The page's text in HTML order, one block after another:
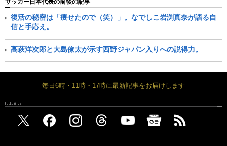
サッカー日本代表の前後の記事
復活の秘密は「痩せたので（笑）」。なでしこ岩渕真奈が語る自
信と手応え。
高萩洋次郎と大島僚太が示す西野ジャパン入りへの説得力。
毎日6時・11時・17時に最新記事をお届けします
FOLLOW US